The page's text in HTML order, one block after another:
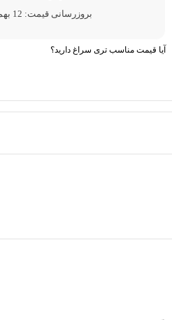
بروزرسانی قیمت: 12 بهمن 1404
آیا قیمت مناسب تری سراغ دارید؟